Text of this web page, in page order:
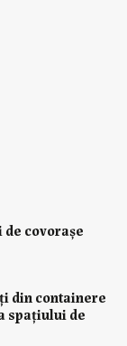
covorașe
din containere
spațiului de